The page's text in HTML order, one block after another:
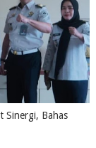
Sinergi, Bahas